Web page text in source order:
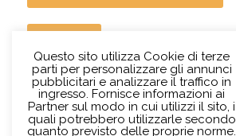
TEST ON LINE INGLESE
Questo sito utilizza Cookie di terze
parti per personalizzare gli annunci
pubblicitari e analizzare il traffico in
ingresso. Fornisce informazioni ai
Partner sul modo in cui utilizzi il sito, i
quali potrebbero utilizzarle secondo
quanto previsto delle proprie norme.